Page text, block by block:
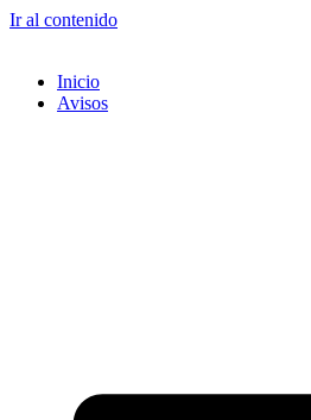
Ir al contenido
Inicio
Avisos